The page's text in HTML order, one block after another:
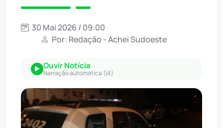
30 Mai 2026 / 09:00
Por: Redação - Achei Sudoeste
Ouvir Notícia
Narração automática (IA)